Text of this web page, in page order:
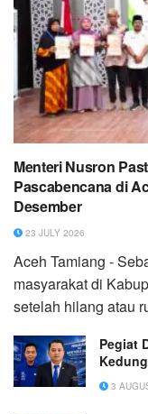
Menteri Nusron
Pascabencana di
Desember
23 JULY 2026
Aceh Tamiang -
masyarakat di
setelah hilang atau
Pegiat
3